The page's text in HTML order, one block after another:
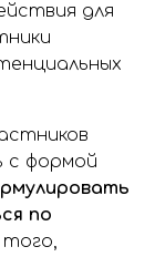
для
с формой
по
того,